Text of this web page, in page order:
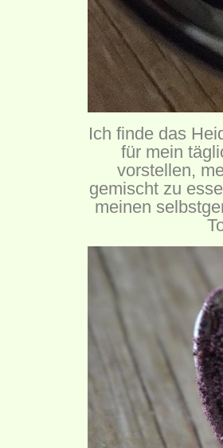
Ich finde das
für mein
vorstellen,
gemischt zu
meinen